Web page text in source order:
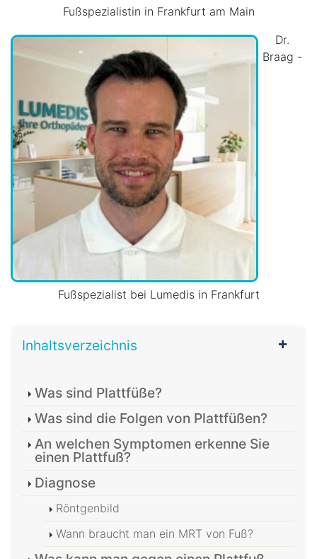
Fußspezialistin in Frankfurt am Main
Dr.
Braag -
Fußspezialist bei Lumedis in Frankfurt
Inhaltsverzeichnis
Was sind Plattfüße?
Was sind die Folgen von Plattfüßen?
An welchen Symptomen erkenne Sie
einen Plattfuß?
Diagnose
Röntgenbild
Wann braucht man ein MRT von Fuß?